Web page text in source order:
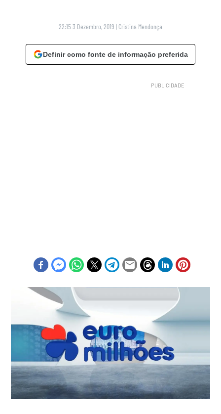
22:15 3 Dezembro, 2019 | Cristina Mendonça
Definir como fonte de informação preferida